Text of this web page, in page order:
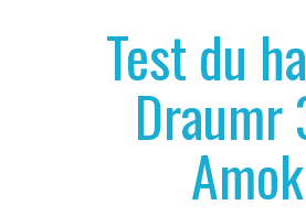
Test du
Draumr
Amok